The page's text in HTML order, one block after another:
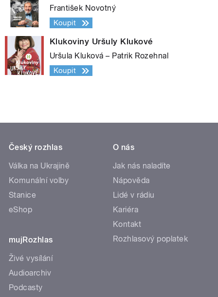
František Novotný
Koupit
Klukoviny Uršuly Klukové
Uršula Kluková – Patrik Rozehnal
Koupit
Český rozhlas
Válka na Ukrajině
Komunální volby
Stanice
eShop
mujRozhlas
Živé vysílání
Audioarchiv
Podcasty
O nás
Jak nás naladíte
Nápověda
Lidé v rádiu
Kariéra
Kontakt
Rozhlasový poplatek